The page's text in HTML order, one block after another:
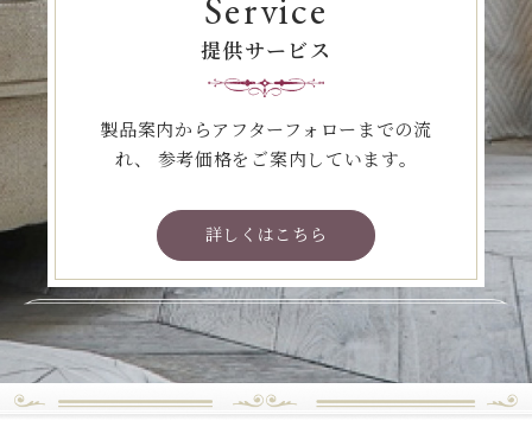
Service
提供サービス
製品案内からアフターフォローまでの流
れ、
参考価格をご案内しています。
詳しくはこちら